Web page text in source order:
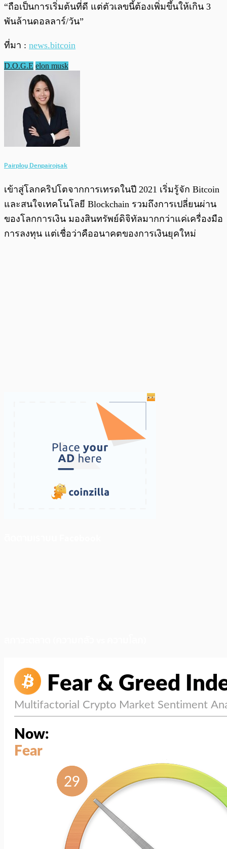
“ถือเป็นการเริ่มต้นที่ดี แต่ตัวเลขนี้ต้องเพิ่มขึ้นให้เกิน 3
พันล้านดอลลาร์/วัน”
ที่มา : news.bitcoin
D.O.G.E elon musk
Pairploy Denpairojsak
เข้าสู่โลกคริปโตจากการเทรดในปี 2021 เริ่มรู้จัก Bitcoin
และสนใจเทคโนโลยี Blockchain รวมถึงการเปลี่ยนผ่าน
ของโลกการเงิน มองสินทรัพย์ดิจิทัลมากกว่าแค่เครื่องมือ
การลงทุน แต่เชื่อว่าคืออนาคตของการเงินยุคใหม่